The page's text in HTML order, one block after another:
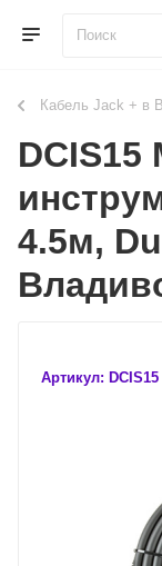
Кабель Jack + в
DCIS15
4.5м,
Артикул: DCIS15